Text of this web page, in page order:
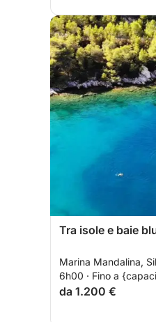
Tra isole e baie
Marina Mandalina,
6h00 · Fino a
da 1.200 €